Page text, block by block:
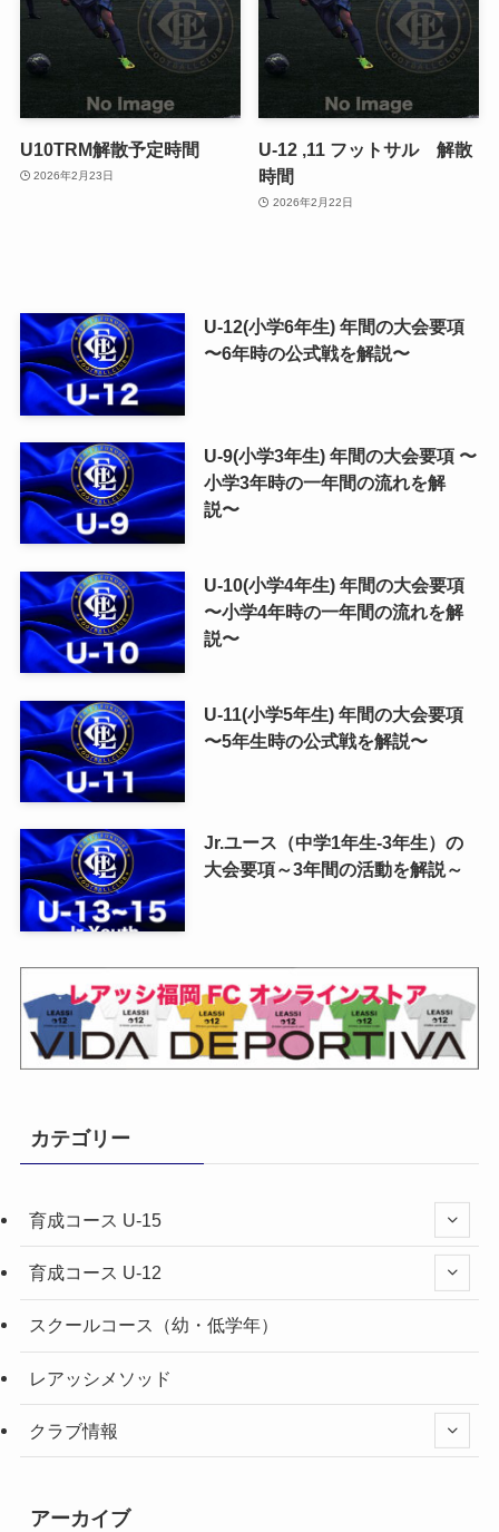
U10TRM解散予定時間
2026年2月23日
U-12 ,11 フットサル 解散
時間
2026年2月22日
U-12(小学6年生) 年間の大会要項
〜6年時の公式戦を解説〜
U-9(小学3年生) 年間の大会要項 〜
小学3年時の一年間の流れを解
説〜
U-10(小学4年生) 年間の大会要項
〜小学4年時の一年間の流れを解
説〜
U-11(小学5年生) 年間の大会要項
〜5年生時の公式戦を解説〜
Jr.ユース（中学1年生-3年生）の
大会要項～3年間の活動を解説～
カテゴリー
育成コース U-15
育成コース U-12
スクールコース（幼・低学年）
レアッシメソッド
クラブ情報
アーカイブ